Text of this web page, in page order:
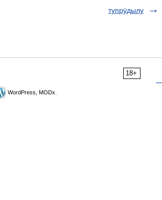
тупрӱдылу
18+
WordPress, MODx.